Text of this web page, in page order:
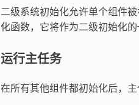
二级系统初始化允许单个组件
化函数，它将作为二级初始化的
运行主任务
在所有其他组件都初始化后，主